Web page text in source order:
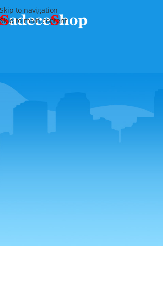
Skip to navigation
Skip to main content